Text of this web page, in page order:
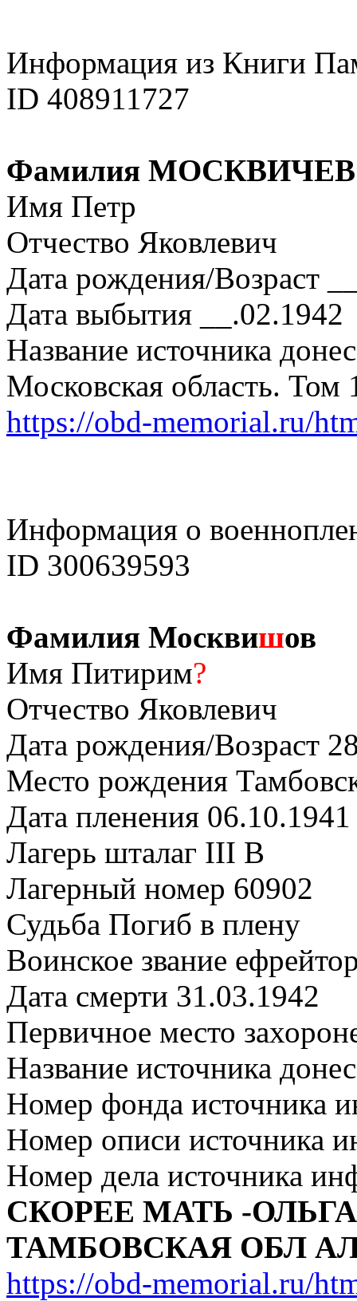
Информация из Книги
ID 408911727
Фамилия МОСКВИЧЕВ
Имя Петр
Отчество Яковлевич
Дата рождения/Возраст
Дата выбытия __.02.1942
Название источника
Московская область. Том
https://obd-memorial.ru/
Информация о
ID 300639593
Фамилия Москвишов
Имя Питирим?
Отчество Яковлевич
Дата рождения/Возраст
Место рождения
Дата пленения 06.10.1941
Лагерь шталаг III B
Лагерный номер 60902
Судьба Погиб в плену
Воинское звание
Дата смерти 31.03.1942
Первичное место
Название источника
Номер фонда источника
Номер описи источника
Номер дела источника
СКОРЕЕ МАТЬ -ОЛЬГА
ТАМБОВСКАЯ ОБЛ
https://obd-memorial.ru/